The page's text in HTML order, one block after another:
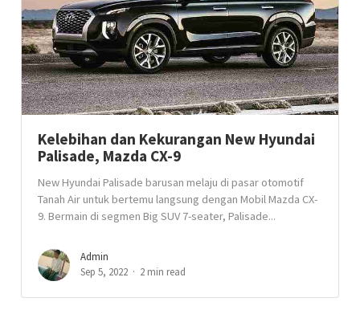
Kelebihan dan Kekurangan New Hyundai
Palisade, Mazda CX-9
New Hyundai Palisade barusan melaju di pasar otomotif
Tanah Air untuk bertemu langsung dengan Mobil Mazda CX-
9. Bermain di segmen Big SUV 7-seater, Palisade...
Admin
Sep 5, 2022
2 min read